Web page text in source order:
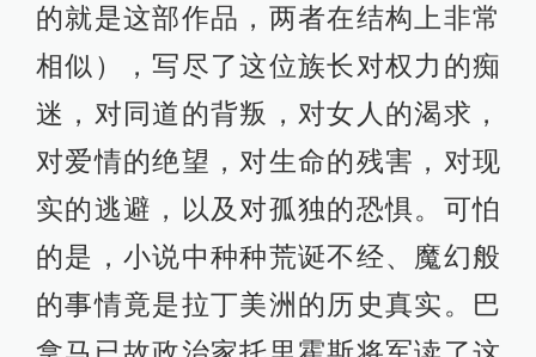
的就是这部作品，两者在结构上非常
相似），写尽了这位族长对权力的痴
迷，对同道的背叛，对女人的渴求，
对爱情的绝望，对生命的残害，对现
实的逃避，以及对孤独的恐惧。可怕
的是，小说中种种荒诞不经、魔幻般
的事情竟是拉丁美洲的历史真实。巴